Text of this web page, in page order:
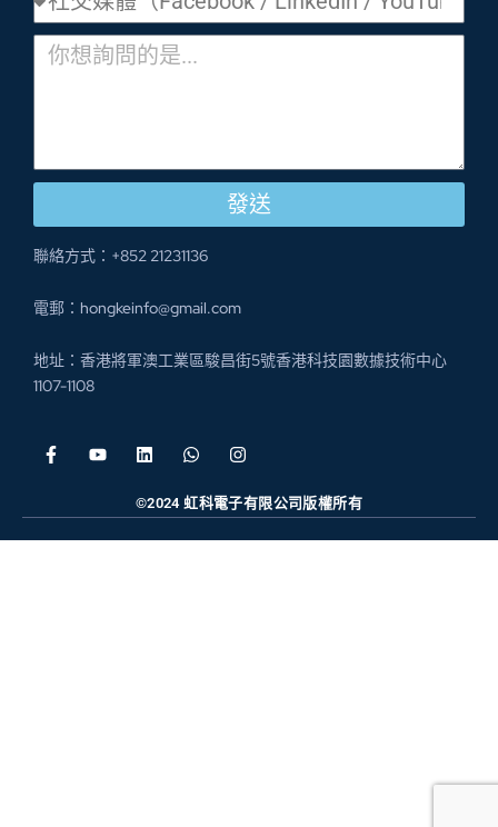
發送
聯絡方式：+852 21231136
電郵：hongkeinfo@gmail.com
地址：香港將軍澳工業區駿昌街5號香港科技園數據技術中心
1107-1108
©2024 虹科電子有限公司版權所有